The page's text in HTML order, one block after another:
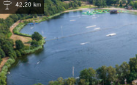
42,20 km